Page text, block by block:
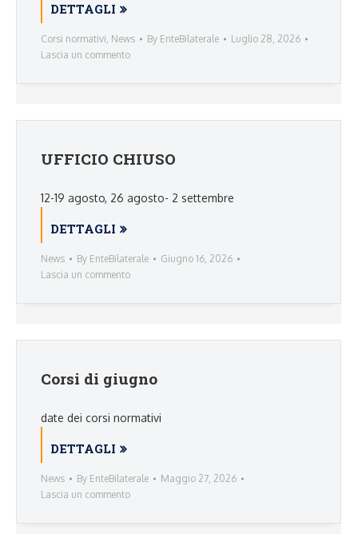
DETTAGLI
Corsi normativi, News By EnteBilaterale
Luglio 28, 2026
Lascia un commento
UFFICIO CHIUSO
12-19 agosto, 26 agosto- 2 settembre
DETTAGLI
News By EnteBilaterale
Giugno 16, 2026
Lascia un commento
Corsi di giugno
date dei corsi normativi
DETTAGLI
News By EnteBilaterale
Maggio 27, 2026
Lascia un commento